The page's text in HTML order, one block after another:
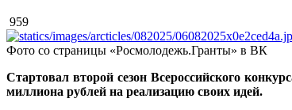
959
Фото со страницы «Росмолодежь.Гранты» в ВК
Стартовал второй сезон Всероссийского
миллиона рублей на реализацию своих идей.